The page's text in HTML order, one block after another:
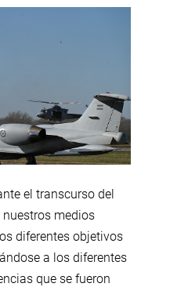
el transcurso del
nuestros medios
diferentes objetivos
a los diferentes
que se fueron